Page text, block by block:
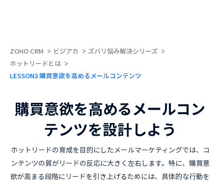
ZOHO CRM ビジアカ
ズバリ悩み解決シリーズ
ホットリードとは
LESSON3 購買意欲を高めるメールコンテンツ
購買意欲を高めるメールコン
テンツを設計しよう
ホットリードの育成を目的にしたメールマーケティングでは、コ
ンテンツの質がリードの反応に大きく左右します。特に、購買意
欲が高まる段階にリードを引き上げるためには、具体的な行動を